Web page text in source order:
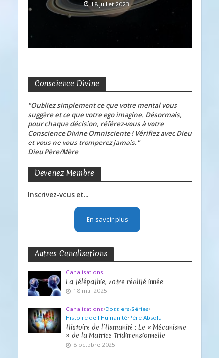
18 juillet 2023
Conscience Divine
"Oubliez simplement ce que votre mental vous
suggère et ce que votre ego imagine. Désormais,
pour chaque décision, référez-vous à votre
Conscience Divine Omnisciente ! Vérifiez avec Dieu
et vous ne vous tromperez jamais."
Dieu Père/Mère
Devenez Membre
Inscrivez-vous et...
En savoir plus
Autres Canalisations
Canalisations
La télépathie, votre réalité innée
18 mai 2025
Canalisations•Dossiers/Séries•
Histoire de l'Humanité•Père Absolu
Histoire de l’Humanité : Le « Mécanisme
» de la Matrice Tridimensionnelle
8 octobre 2025